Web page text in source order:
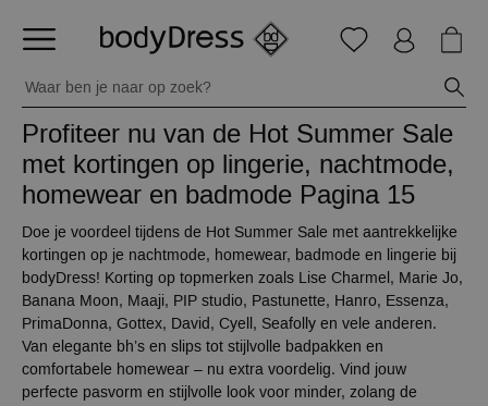
Profiteer nu van de Hot Summer Sale
met kortingen op lingerie, nachtmode,
homewear en badmode Pagina 15
Doe je voordeel tijdens de Hot Summer Sale met aantrekkelijke
kortingen op je nachtmode, homewear, badmode en lingerie bij
bodyDress! Korting op topmerken zoals Lise Charmel, Marie Jo,
Banana Moon, Maaji, PIP studio, Pastunette, Hanro, Essenza,
PrimaDonna, Gottex, David, Cyell, Seafolly en vele anderen.
Van elegante bh’s en slips tot stijlvolle badpakken en
comfortabele homewear – nu extra voordelig. Vind jouw
perfecte pasvorm en stijlvolle look voor minder, zolang de